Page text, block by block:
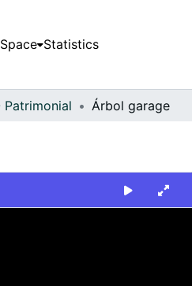
Statistics
Patrimonial Árbol garage